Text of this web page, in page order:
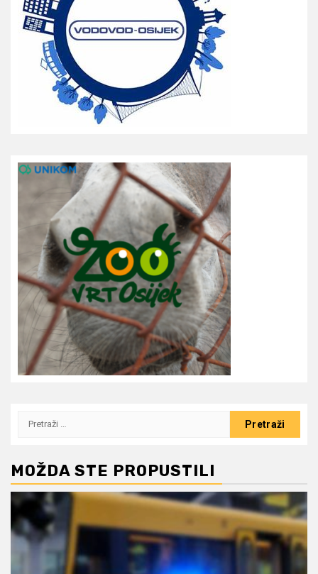
Pretraži:
MOŽDA STE PROPUSTILI